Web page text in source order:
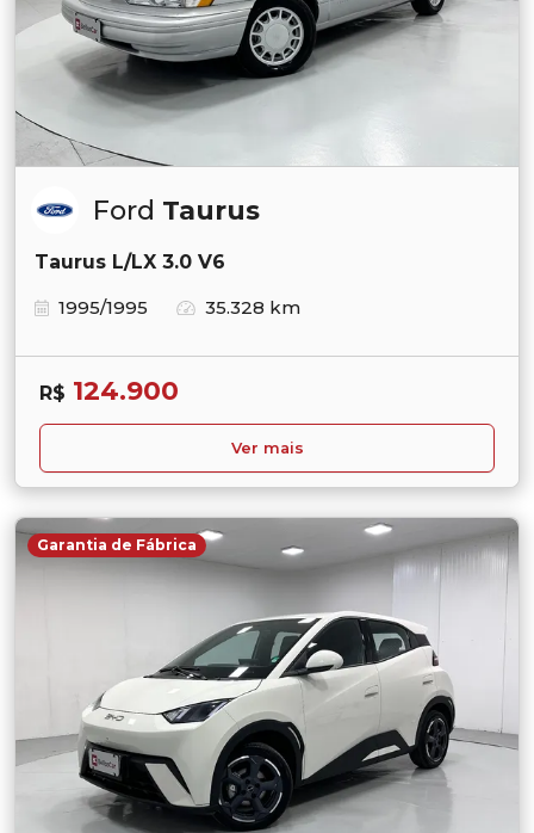
Ford Taurus
Taurus L/LX 3.0 V6
1995/1995
35.328 km
R$ 124.900
Ver mais
Garantia de Fábrica